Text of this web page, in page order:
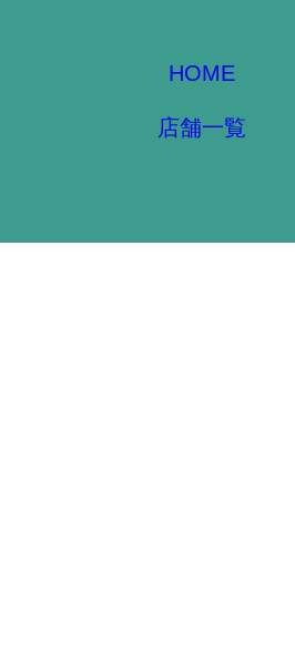
HOME
店舗一覧